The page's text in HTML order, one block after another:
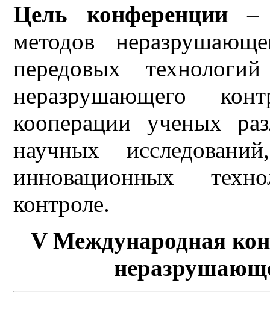
Цель конференции–
методов
передовых
неразрушающего
кооперации ученых
научных
инновационных
контроле.
V Международная